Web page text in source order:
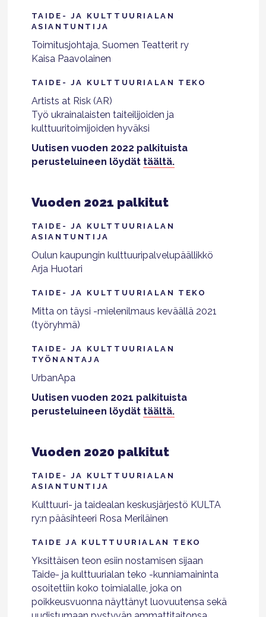
TAIDE- JA KULTTUURIALAN
ASIANTUNTIJA
Toimitusjohtaja, Suomen Teatterit ry
Kaisa Paavolainen
TAIDE- JA KULTTUURIALAN TEKO
Artists at Risk (AR)
Työ ukrainalaisten taiteilijoiden ja
kulttuuritoimijoiden hyväksi
Uutisen vuoden 2022 palkituista
perusteluineen löydät täältä.
Vuoden 2021 palkitut
TAIDE- JA KULTTUURIALAN
ASIANTUNTIJA
Oulun kaupungin kulttuuripalvelupäällikkö
Arja Huotari
TAIDE- JA KULTTUURIALAN TEKO
Mitta on täysi -mielenilmaus keväällä 2021
(työryhmä)
TAIDE- JA KULTTUURIALAN
TYÖNANTAJA
UrbanApa
Uutisen vuoden 2021 palkituista
perusteluineen löydät täältä.
Vuoden 2020 palkitut
TAIDE- JA KULTTUURIALAN
ASIANTUNTIJA
Kulttuuri- ja taidealan keskusjärjestö KULTA
ry:n pääsihteeri Rosa Meriläinen
TAIDE JA KULTTUURIALAN TEKO
Yksittäisen teon esiin nostamisen sijaan
Taide- ja kulttuurialan teko -kunniamaininta
osoitettiin koko toimialalle, joka on
poikkeusvuonna näyttänyt luovuutensa sekä